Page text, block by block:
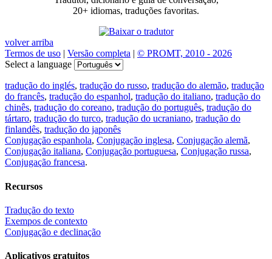
20+ idiomas, traduções favoritas.
volver arriba
Termos de uso | Versão completa | © PROMT, 2010 - 2026
Select a language
tradução do inglés, tradução do russo, tradução do alemão, tradução
do francês, tradução do espanhol, tradução do italiano, tradução do
chinês, tradução do coreano, tradução do português, tradução do
tártaro, tradução do turco, tradução do ucraniano, tradução do
finlandês, tradução do japonês
Conjugação espanhola, Conjugação inglesa, Conjugação alemã,
Conjugação italiana, Conjugação portuguesa, Conjugação russa,
Conjugação francesa.
Recursos
Tradução do texto
Exempos de contexto
Conjugação e declinação
Aplicativos gratuitos